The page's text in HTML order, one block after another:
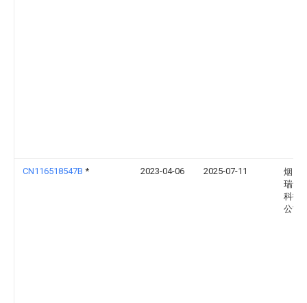
CN116518547B * 2023-04-06 2025-07-11
烟台
瑞华
科技
公司